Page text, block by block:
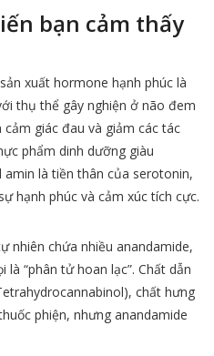
bạn cảm thấy
xuất hormone hạnh phúc là
thụ thể gây nghiện ở não đem
giác đau và giảm các tác
phẩm dinh dưỡng giàu
là tiền thân của serotonin,
hạnh phúc và cảm xúc tích cực.
nhiên chứa nhiều anandamide,
“phân tử hoan lạc”. Chất dẫn
chất hưng
phiện, nhưng anandamide